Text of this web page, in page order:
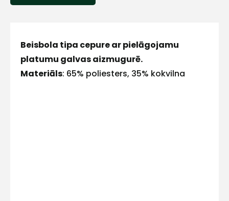
Beisbola tipa cepure ar pielāgojamu
platumu galvas aizmugurē.
Materiāls: 65% poliesters, 35% kokvilna
ātrāk
Vārds